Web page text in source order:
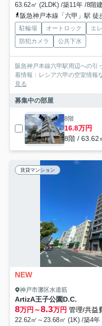
63.62㎡ (2LDK) /築11年 /8階建
阪急神戸本線「六甲」駅 徒
駐輪場 オートロック エ
防犯カメラ
公共下水
阪急神戸本線六甲駅周辺への引
着情報：レシア六甲の空室情報
見る
募集中の部屋
8階
16.8万円
8階 / 63.62
賃貸マンション
NEW
神戸市灘区水道筋
ArtizA王子公園D.C.
8万円～8.3万円 管理/共益
22.62㎡～23.68㎡ (1K) /築4年